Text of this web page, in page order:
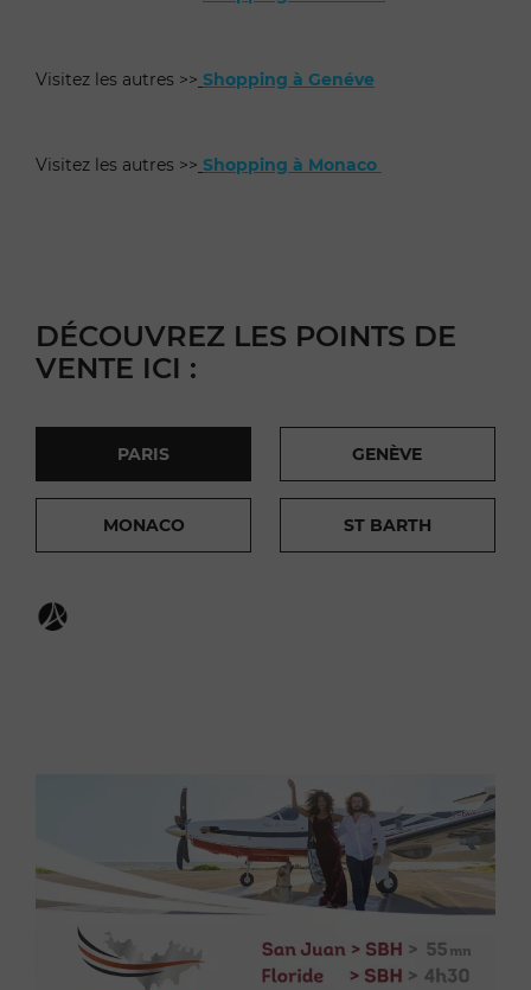
Visitez les autres >> Shopping à Genéve
Visitez les autres >> Shopping à Monaco
DÉCOUVREZ LES POINTS DE
VENTE ICI :
PARIS GENÈVE
MONACO ST BARTH